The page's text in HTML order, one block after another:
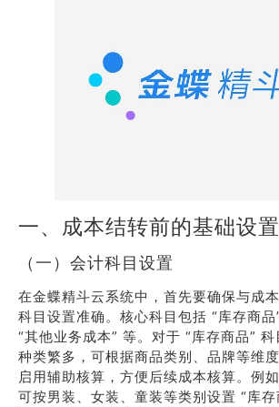
一、成本结转前的基础设
（一）会计科目设置
在金蝶精斗云系统中，首先要确保与成
科目设置准确。核心科目包括 “库存商品
“其他业务成本” 等。对于 “库存商品”
种类繁多，可根据商品类别、品牌等维
启用辅助核算，方便后续成本核算。例
可按男装、女装、童装等类别设置 “库